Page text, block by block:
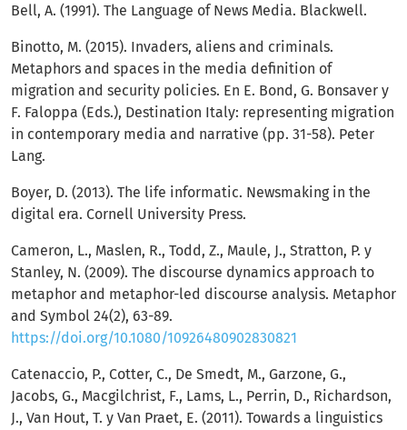
Bell, A. (1991). The Language of News Media. Blackwell.
Binotto, M. (2015). Invaders, aliens and criminals.
Metaphors and spaces in the media definition of
migration and security policies. En E. Bond, G. Bonsaver y
F. Faloppa (Eds.), Destination Italy: representing migration
in contemporary media and narrative (pp. 31-58). Peter
Lang.
Boyer, D. (2013). The life informatic. Newsmaking in the
digital era. Cornell University Press.
Cameron, L., Maslen, R., Todd, Z., Maule, J., Stratton, P. y
Stanley, N. (2009). The discourse dynamics approach to
metaphor and metaphor-led discourse analysis. Metaphor
and Symbol 24(2), 63-89.
https://doi.org/10.1080/10926480902830821
Catenaccio, P., Cotter, C., De Smedt, M., Garzone, G.,
Jacobs, G., Macgilchrist, F., Lams, L., Perrin, D., Richardson,
J., Van Hout, T. y Van Praet, E. (2011). Towards a linguistics